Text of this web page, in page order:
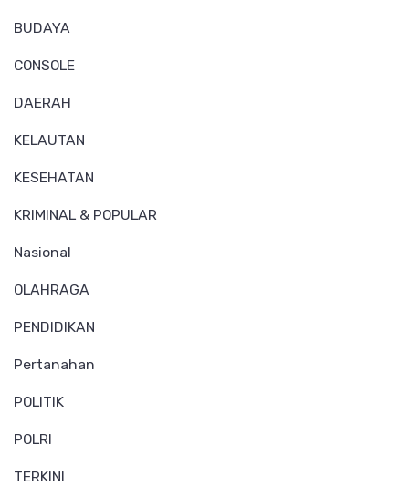
BUDAYA
CONSOLE
DAERAH
KELAUTAN
KESEHATAN
KRIMINAL & POPULAR
Nasional
OLAHRAGA
PENDIDIKAN
Pertanahan
POLITIK
POLRI
TERKINI